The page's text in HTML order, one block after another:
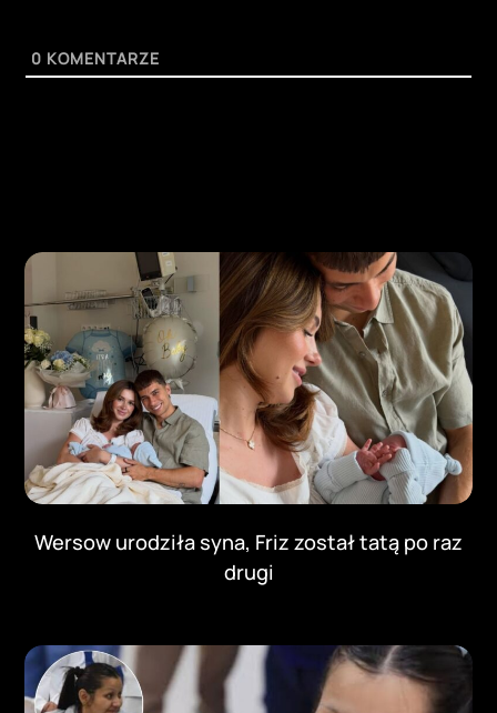
0 KOMENTARZE
Wersow urodziła syna, Friz został tatą po raz
drugi